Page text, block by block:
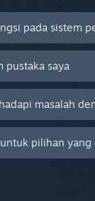
pada sistem
pustaka saya
masalah
pilihan